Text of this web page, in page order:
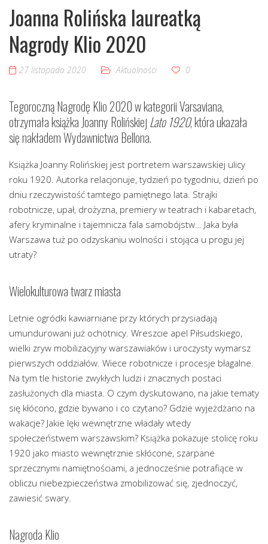
Joanna Rolińska laureatką
Nagrody Klio 2020
27 listopada 2020 Aktualności 0
Tegoroczną Nagrodę Klio 2020 w kategorii Varsaviana,
otrzymała książka Joanny Rolińskiej Lato 1920, która ukazała
się nakładem Wydawnictwa Bellona.
Książka Joanny Rolińskiej jest portretem warszawskiej ulicy
roku 1920. Autorka relacjonuje, tydzień po tygodniu, dzień po
dniu rzeczywistość tamtego pamiętnego lata. Strajki
robotnicze, upał, drożyzna, premiery w teatrach i kabaretach,
afery kryminalne i tajemnicza fala samobójstw… Jaka była
Warszawa tuż po odzyskaniu wolności i stojąca u progu jej
utraty?
Wielokulturowa twarz miasta
Letnie ogródki kawiarniane przy których przysiadają
umundurowani już ochotnicy. Wreszcie apel Piłsudskiego,
wielki zryw mobilizacyjny warszawiaków i uroczysty wymarsz
pierwszych oddziałów. Wiece robotnicze i procesje błagalne.
Na tym tle historie zwykłych ludzi i znacznych postaci
zasłużonych dla miasta. O czym dyskutowano, na jakie tematy
się kłócono, gdzie bywano i co czytano? Gdzie wyjeżdżano na
wakacje? Jakie lęki wewnętrzne władały wtedy
społeczeństwem warszawskim? Książka pokazuje stolicę roku
1920 jako miasto wewnętrznie skłócone, szarpane
sprzecznymi namiętnościami, a jednocześnie potrafiące w
obliczu niebezpieczeństwa zmobilizować się, zjednoczyć,
zawiesić swary.
Nagroda Klio